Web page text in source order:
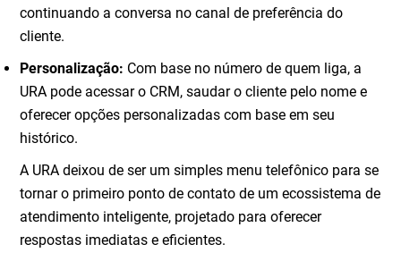
continuando a conversa no canal de preferência do
cliente.
Personalização: Com base no número de quem liga, a
URA pode acessar o CRM, saudar o cliente pelo nome e
oferecer opções personalizadas com base em seu
histórico.
A URA deixou de ser um simples menu telefônico para se
tornar o primeiro ponto de contato de um ecossistema de
atendimento inteligente, projetado para oferecer
respostas imediatas e eficientes.